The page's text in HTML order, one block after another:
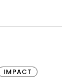
IMPACT